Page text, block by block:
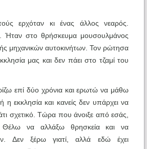
ερχόταν κι ένας άλλος νεαρός.
Ήταν στο θρήσκευμα μουσουλμάνος
μηχανικών αυτοκινήτων. Τον ρώτησα
μας και δεν πάει στο τζαμί του
επί δύο χρόνια και ερωτώ να μάθω
η εκκλησία και κανείς δεν υπάρχει να
σχετικό. Τώρα που άνοιξε από εσάς,
Θέλω να αλλάξω θρησκεία και να
Δεν ξέρω γιατί, αλλά εδώ έχει